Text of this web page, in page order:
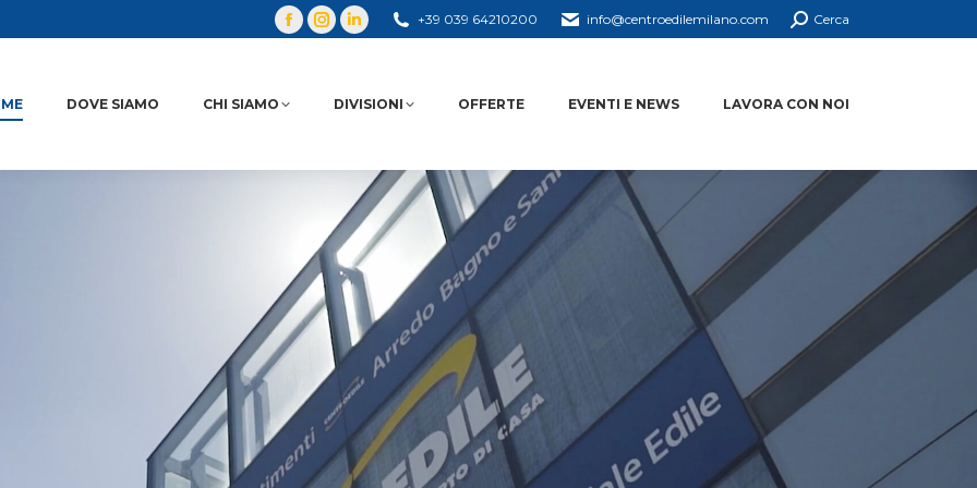
+39 039 64210200 info@centroedilemilano.com Cerca
DOVE SIAMO CHI SIAMO DIVISIONI OFFERTE EVENTI E NEWS LAVORA CON NOI